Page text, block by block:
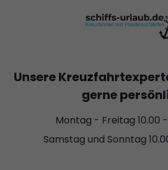
Unsere
gerne
Montag - Freitag 10.00 -
Samstag und Sonntag